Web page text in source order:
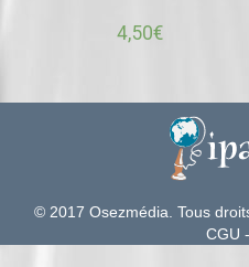
4,50€
© 2017 Osezmédia . Tous
CGU -